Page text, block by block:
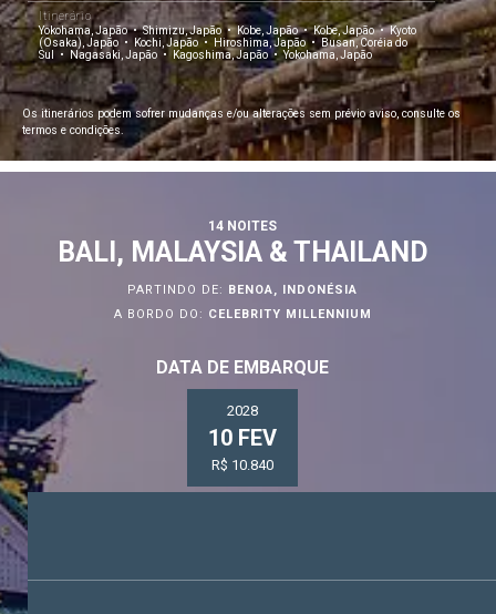
Itinerário
Yokohama, Japão
Shimizu, Japão Kobe, Japão Kobe, Japão
Kyoto
(Osaka), Japão
Kochi, Japão Hiroshima, Japão
Busan, Coréia do
Sul
Nagasaki, Japão Kagoshima, Japão Yokohama, Japão
Os itinerários podem sofrer mudanças e/ou alterações sem prévio aviso, consulte os
termos e condições.
14 NOITES
BALI, MALAYSIA & THAILAND
PARTINDO DE:
BENOA, INDONÉSIA
A BORDO DO: CELEBRITY MILLENNIUM
DATA DE EMBARQUE
2028
10 FEV
R$ 10.840